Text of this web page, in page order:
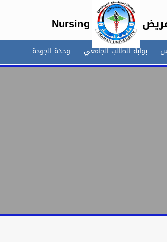
Nursing
بوابة الطالب الجامعي وحدة الجودة